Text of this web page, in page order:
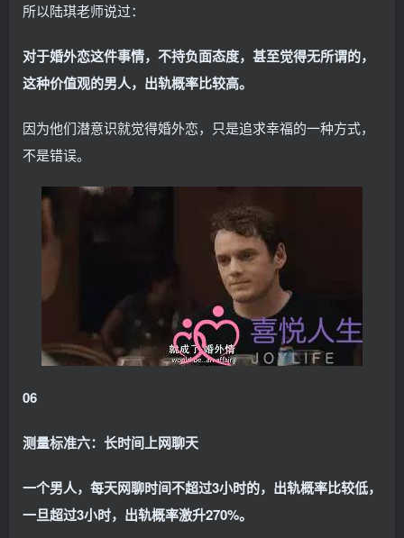
所以陆琪老师说过：
对于婚外恋这件事情，不持负面态度，甚至觉得无所谓的，
这种价值观的男人，出轨概率比较高。
因为他们潜意识就觉得婚外恋，只是追求幸福的一种方式，
不是错误。
06
测量标准六：长时间上网聊天
一个男人，每天网聊时间不超过3小时的，出轨概率比较低，
一旦超过3小时，出轨概率激升270%。